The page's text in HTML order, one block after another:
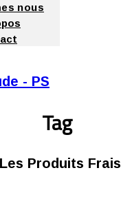
nous
Tag
Les Produits Frais